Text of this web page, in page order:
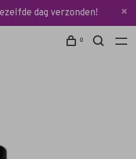
dag verzonden!
0